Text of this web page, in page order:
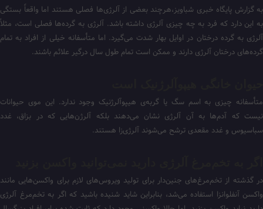
به گزارش پایگاه خبری شباویز،هرچند بعضی از آلرژی‌ها فصلی هستند اما واقعاً بستگی
به این دارد که فرد به چه چیزی آلرژی داشته باشد. آلرژی به گرده‌ها فصلی است، مثلاً
آلرژی به گرده درختان در اوایل بهار شدت می‌گیرد. اما متأسفانه خیلی از افراد به تمام
گرده‌های درختان آلرژی دارند و ممکن است تمام طول سال درگیر علائم باشند.
متأسفانه چیزی به اسم سگ یا گربه‌ی هیپوآلرژنیک وجود ندارد. این موی حیوانات
نیست که آدم‌ها به آن آلرژی نشان می‌دهند بلکه آلرژن‌هایی که در بزاق، غدد
سباسیوس و غدد مقعدی ترشح می‌شوند آلرژی‌زا هستند.
در گذشته از تخم‌مرغ‌های جنین‌دار برای تولید ویروس‌های لازم برای واکسن‌هایی مانند
واکسن آنفلوانزا استفاده می‌شد، بنابراین شاید شنیده باشید که اگر به تخم‌مرغ آلرژی